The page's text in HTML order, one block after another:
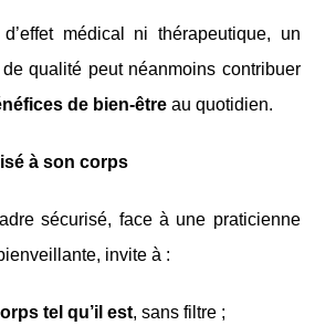
médical ni thérapeutique, un
qualité peut néanmoins contribuer
de bien-être au quotidien.
à son corps
sécurisé, face à une praticienne
invite à :
tel qu’il est, sans filtre ;